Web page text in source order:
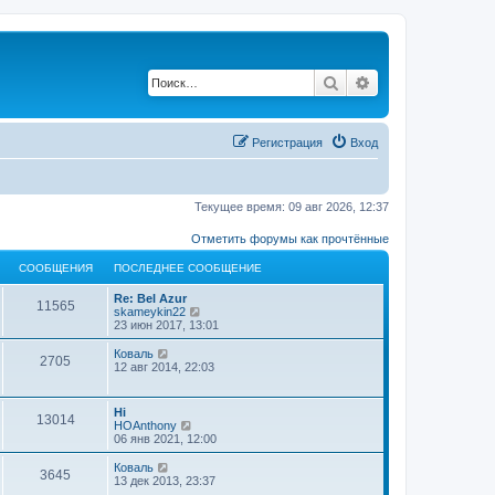
Поиск
Вход
Регистрация
Текущее время: 09 авг 2026, 12:37
Отметить форумы как прочтённые
СООБЩЕНИЯ ПОСЛЕДНЕЕ СООБЩЕНИЕ
11565
Re: Bel Azur
skameykin22
е
р
й
к
с
л
д
23 июн 2017, 13:01
2705 Коваль
е
и
к
п
с
12 авг 2014, 22:03
13014
Hi
HOAnthony
е
р
й
06 янв 2021, 12:00
3645 Коваль
е
13 дек 2013, 23:37